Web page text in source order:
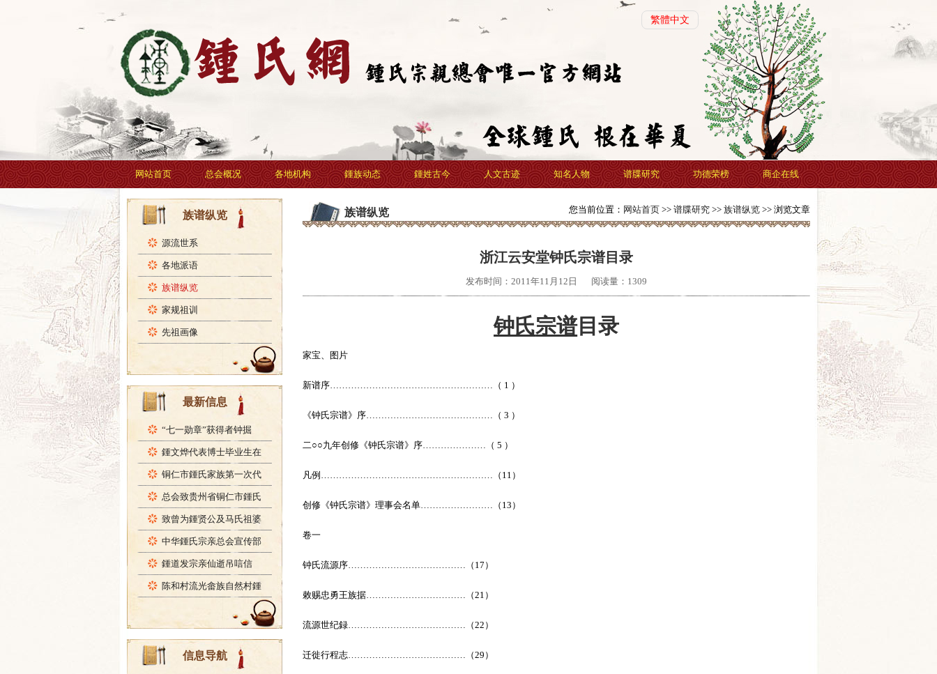
繁體中文
网站首页 总会概况 各地机构 鍾族动态 鍾姓古今 人文古迹 知名人物 谱牒研究 功德荣榜 商企在线
族谱纵览
源流世系
各地派语
族谱纵览
家规祖训
先祖画像
最新信息
“七一勋章”获得者钟掘
鍾文烨代表博士毕业生在
铜仁市鍾氏家族第一次代
总会致贵州省铜仁市鍾氏
致曾为鍾贤公及马氏祖婆
中华鍾氏宗亲总会宣传部
鍾道发宗亲仙逝吊唁信
陈和村流光畲族自然村鍾
信息导航
族谱纵览 您当前位置： 网站首页>> 谱牒研究>> 族谱纵览>> 浏览文章
浙江云安堂钟氏宗谱目录
发布时间：2011年11月12日 阅读量： 1309
钟氏宗谱目录
家宝、图片
新谱序………………………………………………（ 1 ）
《钟氏宗谱》序……………………………………（ 3 ）
二○○九年创修《钟氏宗谱》序…………………（ 5 ）
凡例…………………………………………………（11）
创修《钟氏宗谱》理事会名单……………………（13）
卷一
钟氏流源序…………………………………（17）
敕赐忠勇王族据……………………………（21）
流源世纪録…………………………………（22）
迁徙行程志…………………………………（29）